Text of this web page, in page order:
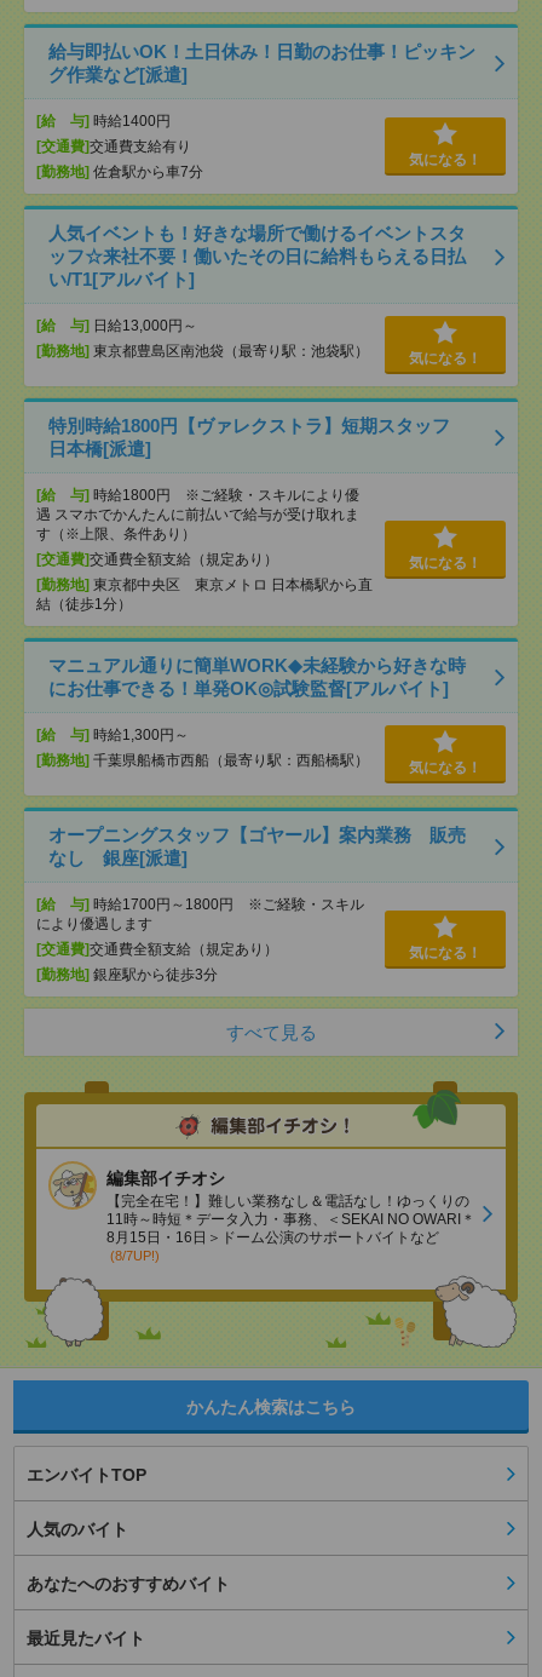
給与即払いOK！土日休み！日勤のお仕事！ピッキン
グ作業など[派遣]
[給 与] 時給1400円
[交通費]交通費支給有り
[勤務地] 佐倉駅から車7分
気になる！
人気イベントも！好きな場所で働けるイベントスタ
ッフ☆来社不要！働いたその日に給料もらえる日払
い/T1[アルバイト]
[給 与] 日給13,000円～
[勤務地] 東京都豊島区南池袋（最寄り駅：池袋駅） 気になる！
特別時給1800円【ヴァレクストラ】短期スタッフ
日本橋[派遣]
[給 与] 時給1800円 ※ご経験・スキルにより優
遇 スマホでかんたんに前払いで給与が受け取れま
す（※上限、条件あり）
[交通費]交通費全額支給（規定あり）
[勤務地] 東京都中央区 東京メトロ 日本橋駅から直
結（徒歩1分）
気になる！
マニュアル通りに簡単WORK◆未経験から好きな時
にお仕事できる！単発OK◎試験監督[アルバイト]
[給 与] 時給1,300円～
[勤務地] 千葉県船橋市西船（最寄り駅：西船橋駅） 気になる！
オープニングスタッフ【ゴヤール】案内業務 販売
なし 銀座[派遣]
[給 与] 時給1700円～1800円 ※ご経験・スキル
により優遇します
[交通費]交通費全額支給（規定あり）
[勤務地] 銀座駅から徒歩3分
気になる！
すべて見る
編集部イチオシ
【完全在宅！】難しい業務なし＆電話なし！ゆっくりの
11時～時短＊データ入力・事務、＜SEKAI NO OWARI＊
8月15日・16日＞ドーム公演のサポートバイトなど
(8/7UP!)
かんたん検索はこちら
エンバイトTOP
人気のバイト
あなたへのおすすめバイト
最近見たバイト